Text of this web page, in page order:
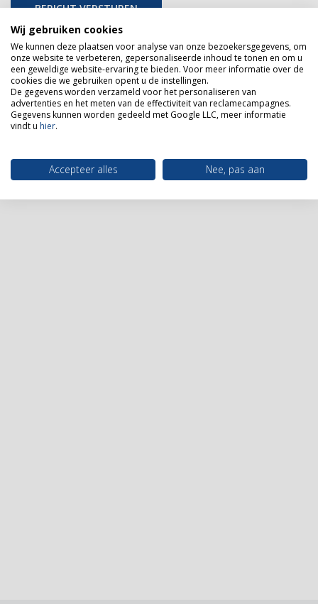
BERICHT VERSTUREN
LOCATIE
Voor het beste advies en een uitgebreid overzicht van
Wij gebruiken cookies
We kunnen deze plaatsen voor analyse van onze bezoekersgegevens, om
onze website te verbeteren, gepersonaliseerde inhoud te tonen en om u
een geweldige website-ervaring te bieden. Voor meer informatie over de
cookies die we gebruiken opent u de instellingen.
De gegevens worden verzameld voor het personaliseren van
advertenties en het meten van de effectiviteit van reclamecampagnes.
Gegevens kunnen worden gedeeld met Google LLC, meer informatie
vindt u hier.
Accepteer alles Nee, pas aan